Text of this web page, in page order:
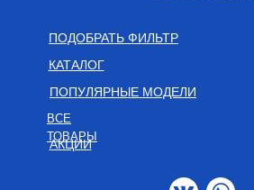
КАТАЛОГ
АКЦИИ
ПОПУЛЯРНЫЕ МОДЕЛИ
ВСЕ
ТОВАРЫ
ПОДОБРАТЬ ФИЛЬТР